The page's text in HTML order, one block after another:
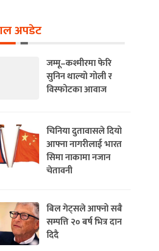
अपडेट
जम्मू–कश्मीरमा फेरि
सुनिन थाल्यो गोली र
विस्फोटका आवाज
चिनिया दुतावासले दियो
आफ्ना नागरीलाई भारत
सिमा नाकामा नजान
चेतावनी
बिल गेट्सले आफ्नो सबै
सम्पत्ति २० बर्ष भित्र दान
दिदै